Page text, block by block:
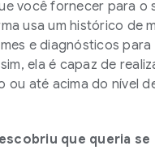
você fornecer para o
usa um histórico de
e diagnósticos para
ela é capaz de
ou até acima do nível
que queria se